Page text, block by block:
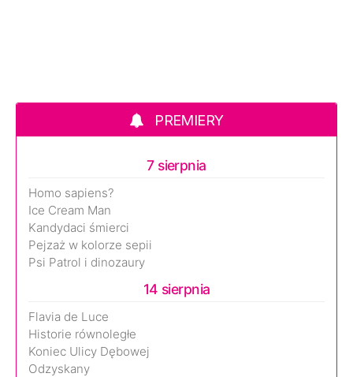
PREMIERY
7 sierpnia
Homo sapiens?
Ice Cream Man
Kandydaci śmierci
Pejzaż w kolorze sepii
Psi Patrol i dinozaury
14 sierpnia
Flavia de Luce
Historie równoległe
Koniec Ulicy Dębowej
Odzyskany